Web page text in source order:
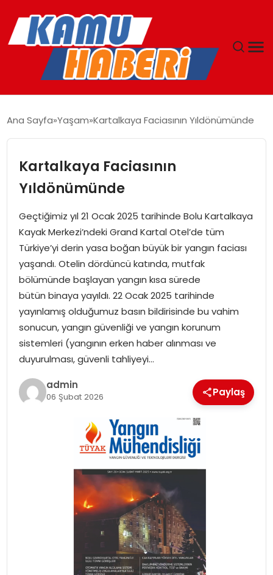
YAŞAM
GÜNCEL
EKONOMI
SPOR
TEKNOLOJI
EĞITIM
GENEL
Ana Sayfa Yaşam Kartalkaya Faciasının Yıldönümünde
Kartalkaya Faciasının
Yıldönümünde
Geçtiğimiz yıl 21 Ocak 2025 tarihinde Bolu Kartalkaya
Kayak Merkezi’ndeki Grand Kartal Otel’de tüm
Türkiye’yi derin yasa boğan büyük bir yangın faciası
yaşandı. Otelin dördüncü katında, mutfak
bölümünde başlayan yangın kısa sürede
bütün binaya yayıldı. 22 Ocak 2025 tarihinde
yayınlamış olduğumuz basın bildirisinde bu vahim
sonucun, yangın güvenliği ve yangın korunum
sistemleri (yangının erken haber alınması ve
duyurulması, güvenli tahliyeyi…
admin
06 Şubat 2026 Paylaş